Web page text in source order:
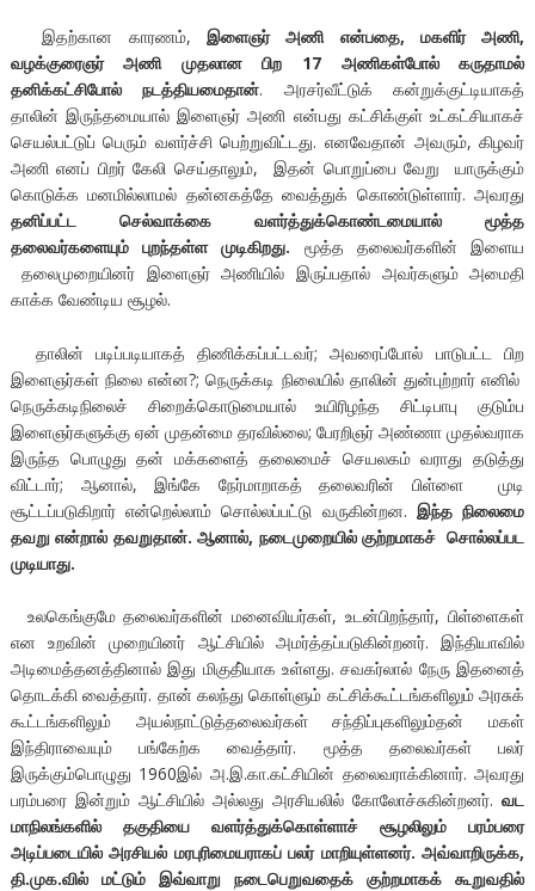
இதற்கான காரணம், இளைஞர் அணி என்பதை, மகளிர் அணி,
வழக்குரைஞர் அணி முதலான பிற 17 அணிகள்போல் கருதாமல்
தனிக்கட்சிபோல் நடத்தியமைதான். அரசர்வீட்டுக் கன்றுக்குட்டியாகத்
தாலின் இருந்தமையால் இளைஞர் அணி என்பது கட்சிக்குள் உட்கட்சியாகச்
செயல்பட்டுப் பெரும் வளர்ச்சி பெற்றுவிட்டது. எனவேதான் அவரும், கிழவர்
அணி எனப் பிறர் கேலி செய்தாலும், இதன் பொறுப்பை வேறு யாருக்கும்
கொடுக்க மனமில்லாமல் தன்னகத்தே வைத்துக் கொண்டுள்ளார். அவரது
தனிப்பட்ட செல்வாக்கை வளர்த்துக்கொண்டமையால் மூத்த
தலைவர்களையும் புறந்தள்ள முடிகிறது. மூத்த தலைவர்களின் இளைய
தலைமுறையினர் இளைஞர் அணியில் இருப்பதால் அவர்களும் அமைதி
காக்க வேண்டிய சூழல்.
தாலின் படிப்படியாகத் திணிக்கப்பட்டவர்; அவரைப்போல் பாடுபட்ட பிற
இளைஞர்கள் நிலை என்ன?; நெருக்கடி நிலையில் தாலின் துன்புற்றார் எனில்
நெருக்கடிநிலைச் சிறைக்கொடுமையால் உயிரிழந்த சிட்டிபாபு குடும்ப
இளைஞர்களுக்கு ஏன் முதன்மை தரவில்லை; பேரறிஞர் அண்ணா முதல்வராக
இருந்த பொழுது தன் மக்களைத் தலைமைச் செயலகம் வராது தடுத்து
விட்டார்; ஆனால், இங்கே நேர்மாறாகத் தலைவரின் பிள்ளை முடி
சூட்டப்படுகிறார் என்றெல்லாம் சொல்லப்பட்டு வருகின்றன. இந்த நிலைமை
தவறு என்றால் தவறுதான். ஆனால், நடைமுறையில் குற்றமாகச் சொல்லப்பட
முடியாது.
உலகெங்குமே தலைவர்களின் மனைவியர்கள், உடன்பிறந்தார், பிள்ளைகள்
என உறவின் முறையினர் ஆட்சியில் அமர்த்தப்படுகின்றனர். இந்தியாவில்
அடிமைத்தனத்தினால் இது மிகுதி்யாக உள்ளது. சவகர்லால் நேரு இதனைத்
தொடக்கி வைத்தார். தான் கலந்து கொள்ளும் கட்சிக்கூட்டங்களிலும் அரசுக்
கூட்டங்களிலும் அயல்நாட்டுத்தலைவர்கள் சந்திப்புகளிலும்தன் மகள்
இந்திராவையும் பங்கேற்க வைத்தார். மூத்த தலைவர்கள் பலர்
இருக்கும்பொழுது 1960இல் அ.இ.கா.கட்சியின் தலைவராக்கினார். அவரது
பரம்பரை இன்றும் ஆட்சியில் அல்லது அரசியலில் கோலோச்சுகின்றனர்.வட
மாநிலங்களில் தகுதியை வளர்த்துக்கொள்ளாச்
சூழலிலும் பரம்பரை
அடிப்படையில் அரசியல் மரபுரிமையராகப் பலர் மாறியுள்ளனர். அவ்வாறிருக்க,
தி.முக.வில் மட்டும் இவ்வாறு நடைபெறுவதைக் குற்றமாகக் கூறுவதில்